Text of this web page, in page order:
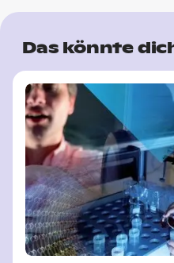
Das könnte